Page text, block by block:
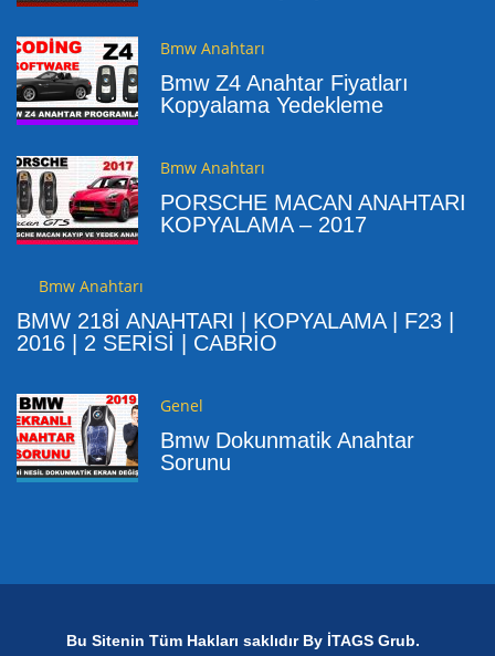
Bmw Anahtarı
Bmw Z4 Anahtar Fiyatları
Kopyalama Yedekleme
Bmw Anahtarı
PORSCHE MACAN ANAHTARI
KOPYALAMA – 2017
Bmw Anahtarı
BMW 218İ ANAHTARI | KOPYALAMA | F23 |
2016 | 2 SERİSİ | CABRİO
Genel
Bmw Dokunmatik Anahtar
Sorunu
Bu Sitenin Tüm Hakları saklıdır By İTAGS Grub.